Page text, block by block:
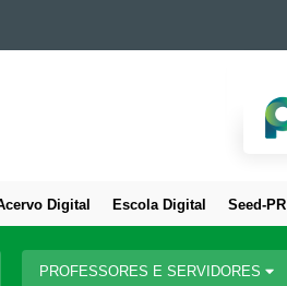
Digital Escola Digital Seed-PR
PROFESSORES E SERVIDORES